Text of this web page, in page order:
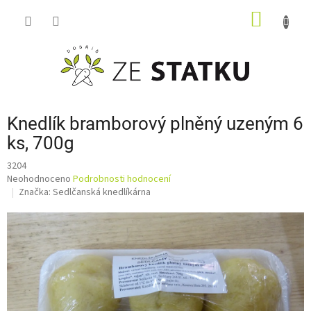
Knedlík bramborový plněný uzeným 6
ks, 700g
3204
Průměrné
hodnocení
0,0
z
5
hvězdiček.
Neohodnoceno Podrobnosti hodnocení
Značka: Sedlčanská knedlíkárna